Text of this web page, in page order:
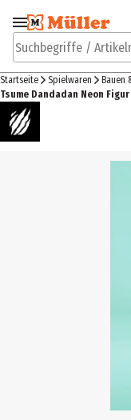
Zur Navigation
springen
Suchbegriffe /
Startseite Spielwaren Bauen
Tsume Dandadan Neon Figur